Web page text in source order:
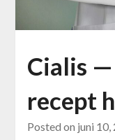
Cialis —
recept
Posted on juni 10,